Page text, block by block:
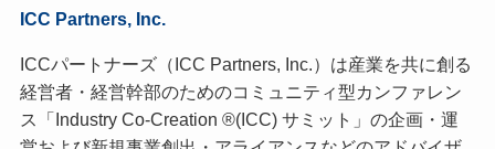
ICC Partners, Inc.
ICCパートナーズ（ICC Partners, Inc.）は産業を共に創る
経営者・経営幹部のためのコミュニティ型カンファレン
ス「Industry Co-Creation ®(ICC) サミット」の企画・運